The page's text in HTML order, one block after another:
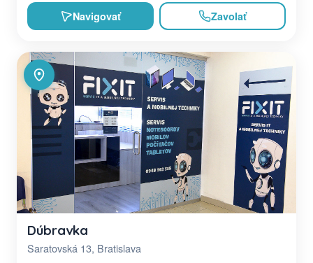
Navigovať Zavolať
Dúbravka
Saratovská 13, Bratislava